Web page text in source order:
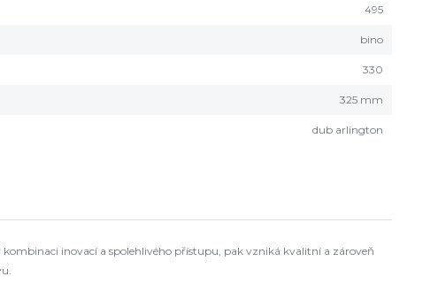
495
bino
330
325 mm
dub arlington
inovací a spolehlivého přístupu, pak vzniká kvalitní a zároveň